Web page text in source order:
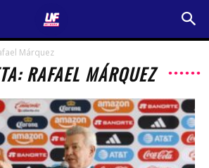
Márquez
RAFAEL MÁRQUEZ